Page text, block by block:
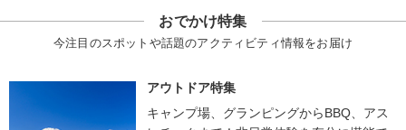
おでかけ特集
今注目のスポットや話題のアクティビティ情報をお届け
アウトドア特集
キャンプ場、グランピングからBBQ、アス